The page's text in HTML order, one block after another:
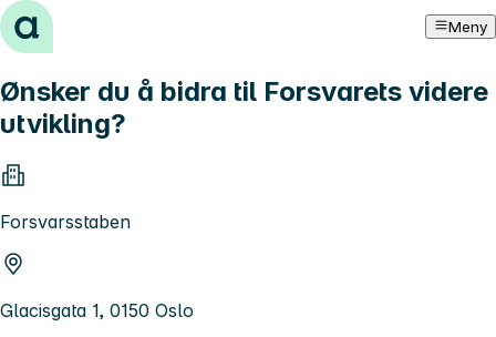
Hopp til innhold Meny
Ønsker du å bidra til Forsvarets videre
utvikling?
Forsvarsstaben
Glacisgata 1, 0150 Oslo